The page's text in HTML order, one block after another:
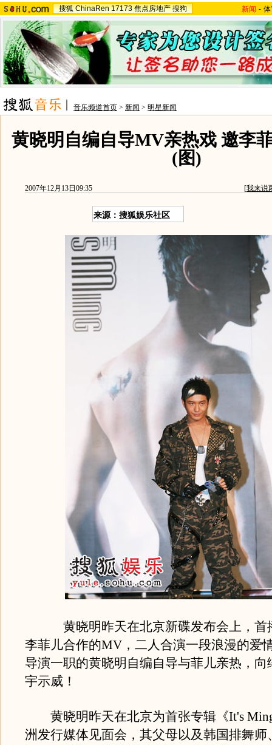
搜狐 ChinaRen 17173 焦点房地产 搜狗 新闻 -
音乐频道首页 > 新闻 > 明星新闻
黄晓明自编自导MV亲热戏 邀李
(图)
2007年12月13日09:35 [我来说
来源：搜狐娱乐社区
黄晓明昨天在北京新碟发布会上，首
李菲儿合作的MV，二人合演一段浪漫的爱
导演一职的黄晓明自编自导与菲儿亲热，向
宇示威！
黄晓明昨天在北京为首张专辑《It's
洲发行媒体见面会，其父母以及韩国排舞师